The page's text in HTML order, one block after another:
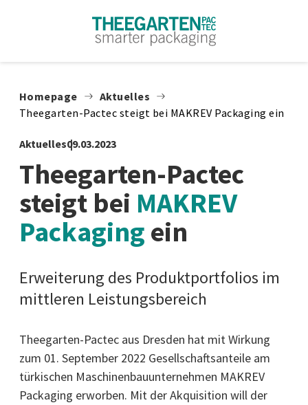
Homepage
Aktuelles
Theegarten-Pactec steigt bei MAKREV Packaging ein
Aktuelles09.03.2023
Theegarten-Pactec
steigt bei MAKREV
Packaging ein
Erweiterung des Produktportfolios im
mittleren Leistungsbereich
Theegarten-Pactec aus Dresden hat mit Wirkung
zum 01. September 2022 Gesellschaftsanteile am
türkischen Maschinenbauunternehmen MAKREV
Packaging erworben. Mit der Akquisition will der